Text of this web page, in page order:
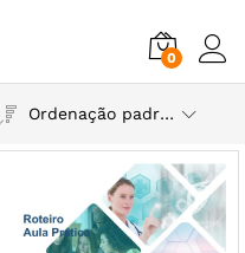
0
Ordenação padrão